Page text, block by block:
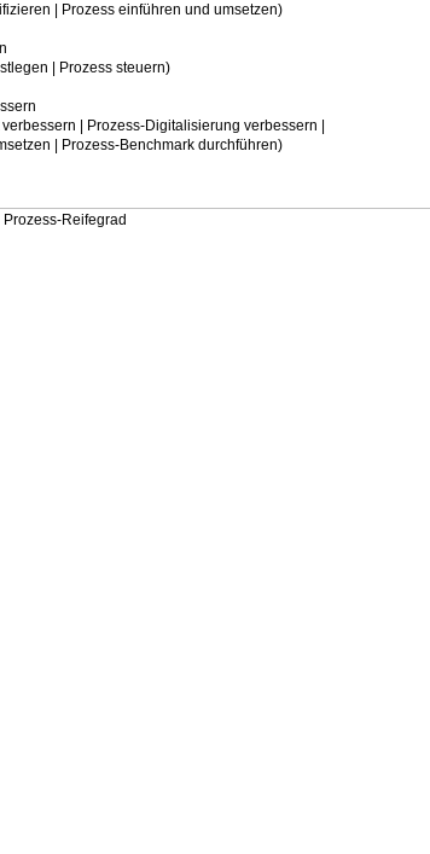
| Prozess einführen und umsetzen)
| Prozess steuern)
| Prozess-Digitalisierung verbessern |
| Prozess-Benchmark durchführen)